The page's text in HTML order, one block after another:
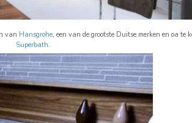
van Hansgrohe, een van de grootste Duitse merken en oa te
Superbath.